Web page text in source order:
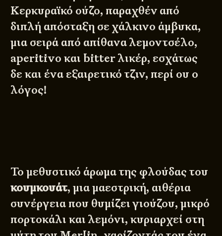
Κερκυραϊκό ούζο, παραχθέν από
διπλή απόσταξη σε χάλκινο άμβυκα,
μια σειρά από απίθανα λεμοντσέλο,
aperitivo και bitter λικέρ, εσχάτως
δε και ένα εξαιρετικό τζιν, περί ου ο
λόγος!
Το μεθυστικό άρωμα της φλούδας του
κουμκουάτ, μια μαεστρική, αιθέρια
συνέργεια που θυμίζει γιούζου, μικρό
πορτοκάλι και λεμόνι, κυριαρχεί στη